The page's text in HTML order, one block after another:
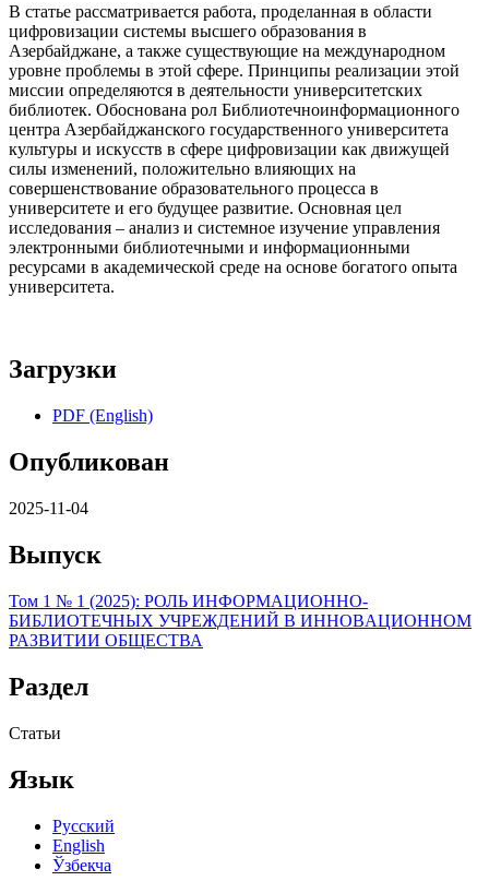
В статье рассматривается работа, проделанная в области
цифровизации системы высшего образования в
Азербайджане, а также существующие на международном
уровне проблемы в этой сфере. Принципы реализации этой
миссии определяются в деятельности университетских
библиотек. Обоснована рол Библиотечноинформационного
центра Азербайджанского государственного университета
культуры и искусств в сфере цифровизации как движущей
силы изменений, положительно влияющих на
совершенствование образовательного процесса в
университете и его будущее развитие. Основная цел
исследования – анализ и системное изучение управления
электронными библиотечными и информационными
ресурсами в академической среде на основе богатого опыта
университета.
Загрузки
PDF (English)
Опубликован
2025-11-04
Выпуск
Том 1 № 1 (2025): РОЛЬ ИНФОРМAЦИОННО-
БИБЛИОТЕЧНЫХ УЧРЕЖДЕНИЙ В ИННОВAЦИОННОМ
РАЗВИТИИ ОБЩЕСТВА
Раздел
Статьи
Язык
Русский
English
Ўзбекча